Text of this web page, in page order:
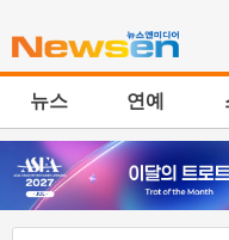
뉴스 연예